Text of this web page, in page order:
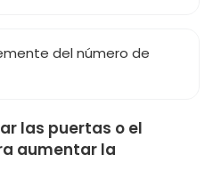
del número de
las puertas o el
aumentar la